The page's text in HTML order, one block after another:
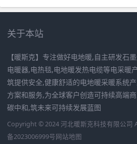
关于本站
【暖斯克】专注做好电地暖,自主研发石
电暖器,电热毯,电地暖发热电缆等电采暖
筑提供安全,健康舒适的电地暖采暖系统
方案和服务,为全球客户创造可持续高端
碳中和,筑未来可持续发展蓝图
Copyright © 2024 河北暖斯克科技有限公司
备2023006999号网站地图